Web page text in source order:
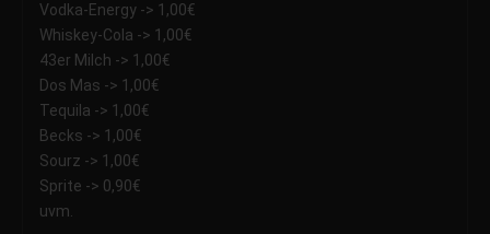
Vodka-Energy -> 1,00€
Whiskey-Cola -> 1,00€
43er Milch -> 1,00€
Dos Mas -> 1,00€
Tequila -> 1,00€
Becks -> 1,00€
Sourz -> 1,00€
Sprite -> 0,90€
uvm.